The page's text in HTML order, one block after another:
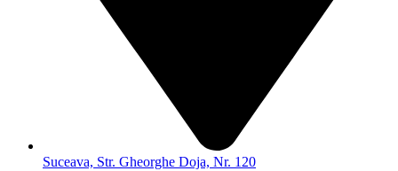
Suceava, Str. Gheorghe Doja, Nr. 120